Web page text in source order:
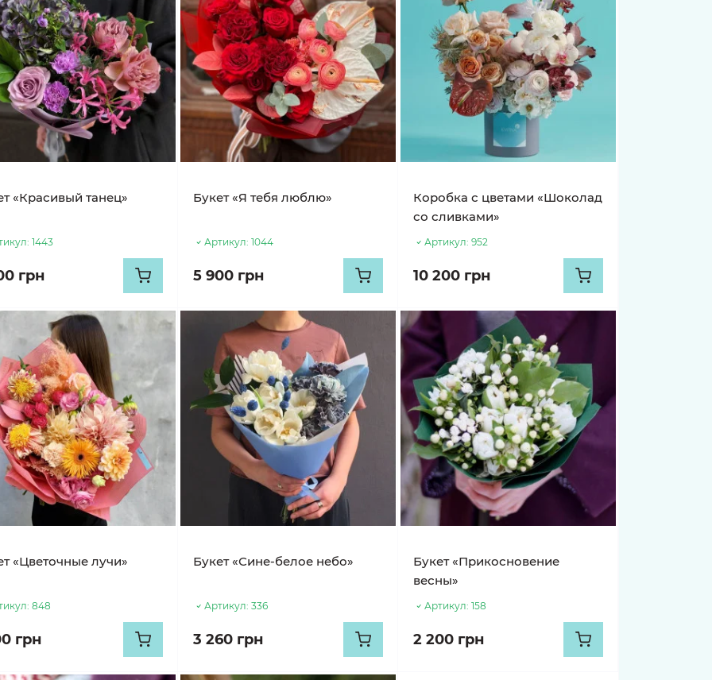
«Красивый танец»
1443
грн
Букет «Я тебя люблю»
Артикул: 1044
5 900 грн
Коробка с цветами «Шоколад
со сливками»
Артикул: 952
10 200 грн
«Цветочные лучи»
848
грн
Букет «Сине-белое небо»
Артикул: 336
3 260 грн
Букет «Прикосновение
весны»
Артикул: 158
2 200 грн